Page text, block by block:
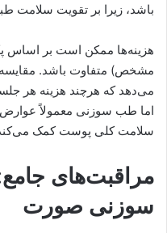
باشد، زیرا بر تقویت سلامت
هزینه‌ها ممکن است بر اساس
مشخص) متفاوت باشد. مقایسه
می‌دهد که هرچند هزینه هر
اما طب سوزنی معمولاً عوارض
سلامت کلی پوست کمک
مراقبت‌های
سوزنی صورت